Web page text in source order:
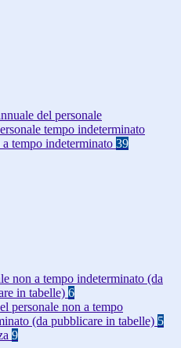
del personale
tempo indeterminato
a tempo indeterminato 39
non a tempo indeterminato (da
in tabelle) 6
personale non a tempo
(da pubblicare in tabelle) 5
9